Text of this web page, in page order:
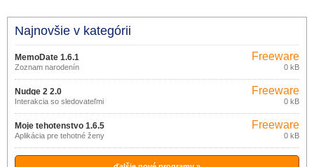
Najnovšie v kategórii
MemoDate 1.6.1
Zoznam narodenín
Freeware
0 kB
Nudge 2 2.0
Interakcia so sledovateľmi
Freeware
0 kB
Moje tehotenstvo 1.6.5
Aplikácia pre tehotné ženy
Freeware
0 kB